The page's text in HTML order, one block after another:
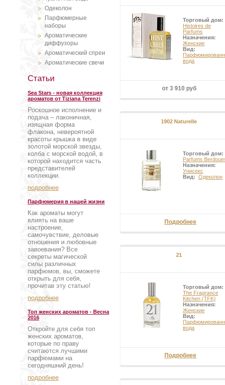
Одеколон
Парфюмерные
наборы
Ароматические
диффузоры
Ароматический спреи
Ароматические свечи
Статьи
Sea Stars - новая коллекция
ароматов от Tiziana Terenzi
Роскошное исполнение и
подача – лаконичная,
изящная форма
флакона, невероятной
красоты крышка в виде
золотой морской звезды,
колба с морской водой, в
которой находится часть
представителей
коллекции.
подробнее
Парфюмерия в нашей жизни
Как ароматы могут
влиять на ваше
настроение,
самочувствие, деловые
отношения и любовные
завоевания? Все
секреты магической
силы различных
парфюмов, вы, сможете
открыть для себя,
прочитав эту статью!
подробнее
Топ женских ароматов - Весна
2016
Откройте для себя топ
женских ароматов,
которые по праву
считаются лучшими
парфюмами на
сегодняшний день!
подробнее
Торговый дом:
Histoires de
Parfums
Назначения:
Женские
Вид:
вода
от 3 910 руб
1902 Naturelle
Торговый дом:
Parfums
Назначения:
Унисекс
Вид: Одеколон
Подробнее
21
Торговый дом:
The Fragrance
Kitchen (TFK)
Назначения:
Женские
Вид:
вода
Подробнее